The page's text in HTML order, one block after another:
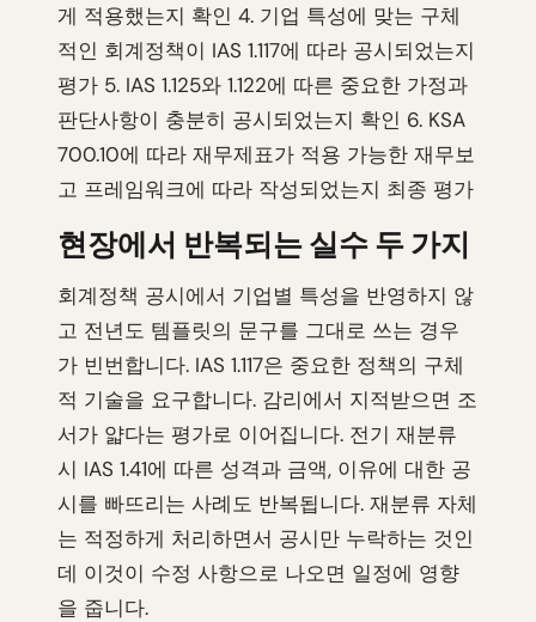
게 적용했는지 확인 4. 기업 특성에 맞는 구체
적인 회계정책이 IAS 1.117에 따라 공시되었는지
평가 5. IAS 1.125와 1.122에 따른 중요한 가정과
판단사항이 충분히 공시되었는지 확인 6. KSA
700.10에 따라 재무제표가 적용 가능한 재무보
고 프레임워크에 따라 작성되었는지 최종 평가
현장에서 반복되는 실수 두 가지
회계정책 공시에서 기업별 특성을 반영하지 않
고 전년도 템플릿의 문구를 그대로 쓰는 경우
가 빈번합니다. IAS 1.117은 중요한 정책의 구체
적 기술을 요구합니다. 감리에서 지적받으면 조
서가 얇다는 평가로 이어집니다. 전기 재분류
시 IAS 1.41에 따른 성격과 금액, 이유에 대한 공
시를 빠뜨리는 사례도 반복됩니다. 재분류 자체
는 적정하게 처리하면서 공시만 누락하는 것인
데 이것이 수정 사항으로 나오면 일정에 영향
을 줍니다.